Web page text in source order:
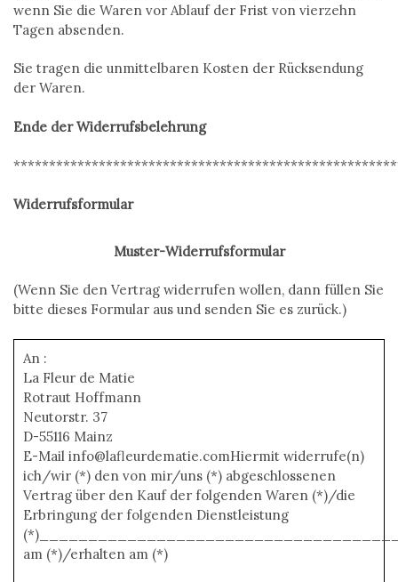
wenn Sie die Waren vor Ablauf der Frist von vierzehn
Tagen absenden.
Sie tragen die unmittelbaren Kosten der Rücksendung
der Waren.
Ende der Widerrufsbelehrung
Widerrufsformular
Muster-Widerrufsformular
(Wenn Sie den Vertrag widerrufen wollen, dann füllen Sie
bitte dieses Formular aus und senden Sie es zurück.)
An :
La Fleur de Matie
Rotraut Hoffmann
Neutorstr. 37
D-55116 Mainz
E-Mail info@lafleurdematie.comHiermit widerrufe(n)
ich/wir (*) den von mir/uns (*) abgeschlossenen
Vertrag über den Kauf der folgenden Waren (*)/die
Erbringung der folgenden Dienstleistung
am (*)/erhalten am (*)